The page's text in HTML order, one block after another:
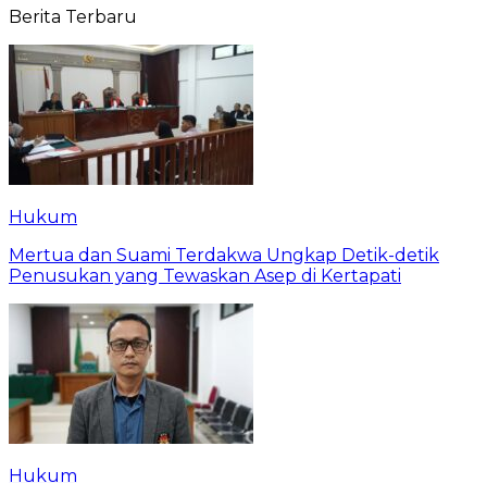
Berita Terbaru
Hukum
Mertua dan Suami Terdakwa Ungkap Detik-detik
Penusukan yang Tewaskan Asep di Kertapati
Hukum